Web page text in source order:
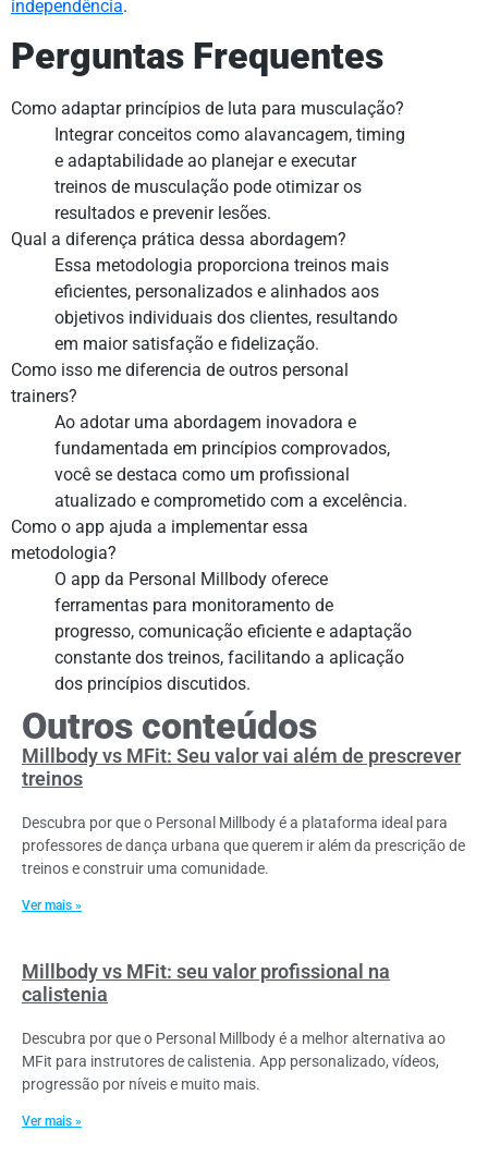
independência.
Perguntas Frequentes
Como adaptar princípios de luta para musculação?
Integrar conceitos como alavancagem, timing
e adaptabilidade ao planejar e executar
treinos de musculação pode otimizar os
resultados e prevenir lesões.
Qual a diferença prática dessa abordagem?
Essa metodologia proporciona treinos mais
eficientes, personalizados e alinhados aos
objetivos individuais dos clientes, resultando
em maior satisfação e fidelização.
Como isso me diferencia de outros personal
trainers?
Ao adotar uma abordagem inovadora e
fundamentada em princípios comprovados,
você se destaca como um profissional
atualizado e comprometido com a excelência.
Como o app ajuda a implementar essa
metodologia?
O app da Personal Millbody oferece
ferramentas para monitoramento de
progresso, comunicação eficiente e adaptação
constante dos treinos, facilitando a aplicação
dos princípios discutidos.
Outros conteúdos
Millbody vs MFit: Seu valor vai além de prescrever
treinos
Descubra por que o Personal Millbody é a plataforma ideal para
professores de dança urbana que querem ir além da prescrição de
treinos e construir uma comunidade.
Ver mais »
Millbody vs MFit: seu valor profissional na
calistenia
Descubra por que o Personal Millbody é a melhor alternativa ao
MFit para instrutores de calistenia. App personalizado, vídeos,
progressão por níveis e muito mais.
Ver mais »